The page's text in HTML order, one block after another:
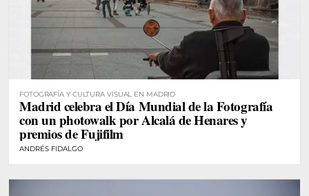
FOTOGRAFÍA Y CULTURA VISUAL EN MADRID
Madrid celebra el Día Mundial de la Fotografía
con un photowalk por Alcalá de Henares y
premios de Fujifilm
ANDRÉS FIDALGO